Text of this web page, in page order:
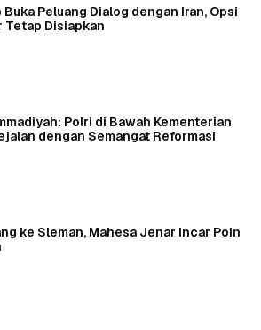
Buka Peluang Dialog dengan Iran, Opsi
Tetap Disiapkan
Polri di Bawah Kementerian
dengan Semangat Reformasi
ke Sleman, Mahesa Jenar Incar Poin